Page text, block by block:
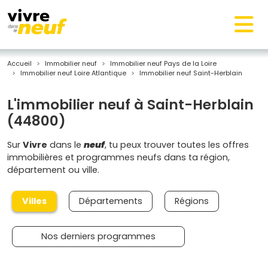
Accueil Immobilier neuf
Immobilier neuf Pays de la Loire
Immobilier neuf Loire Atlantique
Immobilier neuf Saint-Herblain
L'immobilier neuf à Saint-Herblain
(44800)
Sur Vivre dans le neuf, tu peux trouver toutes les offres
immobilières et programmes neufs dans ta région,
département ou ville.
Villes Départements Régions
Nos derniers programmes